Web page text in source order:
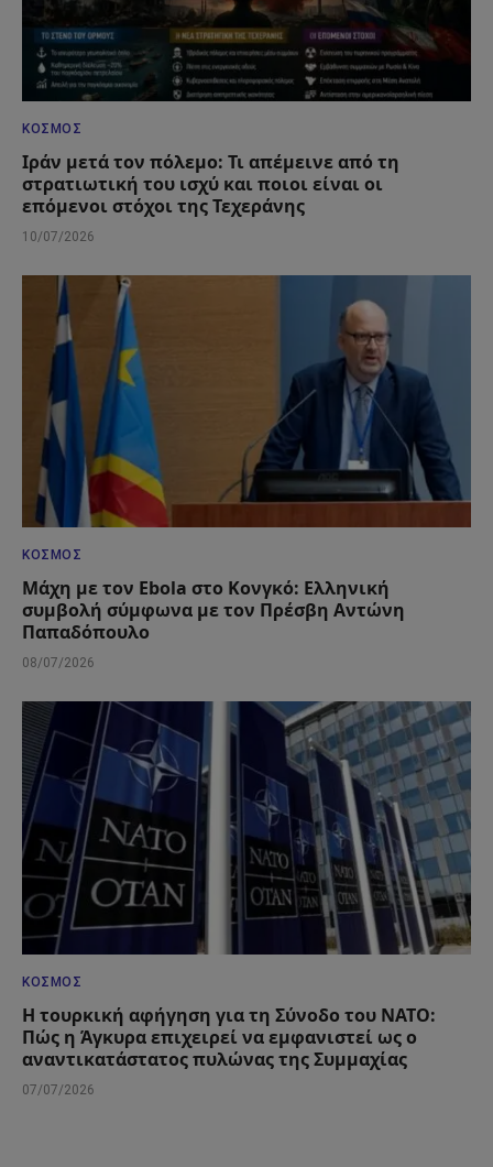
ΚΌΣΜΟΣ
Ιράν μετά τον πόλεμο: Τι απέμεινε από τη
στρατιωτική του ισχύ και ποιοι είναι οι
επόμενοι στόχοι της Τεχεράνης
10/07/2026
ΚΌΣΜΟΣ
Μάχη με τον Ebola στο Κονγκό: Ελληνική
συμβολή σύμφωνα με τον Πρέσβη Αντώνη
Παπαδόπουλο
08/07/2026
ΚΌΣΜΟΣ
Η τουρκική αφήγηση για τη Σύνοδο του ΝΑΤΟ:
Πώς η Άγκυρα επιχειρεί να εμφανιστεί ως ο
αναντικατάστατος πυλώνας της Συμμαχίας
07/07/2026